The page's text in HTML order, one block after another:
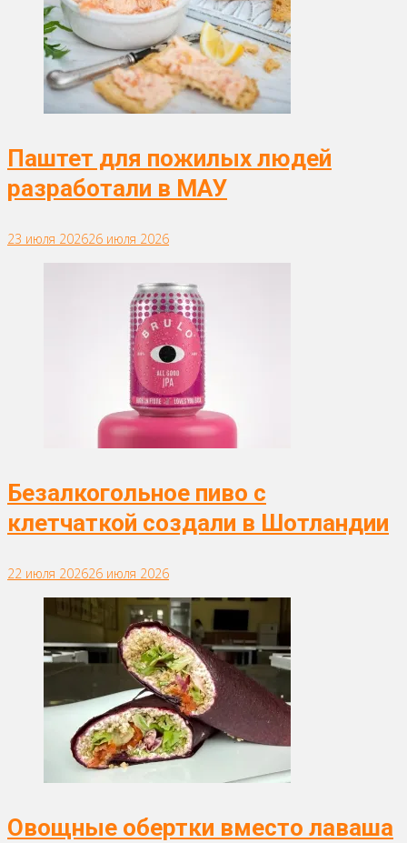
Паштет для пожилых людей
разработали в МАУ
23 июля 202626 июля 2026
Безалкогольное пиво с
клетчаткой создали в Шотландии
22 июля 202626 июля 2026
Овощные обертки вместо лаваша